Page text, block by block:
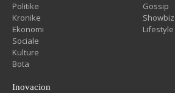
Politike
Kronike
Ekonomi
Sociale
Kulture
Bota
Gossip
Showbiz
Lifestyle
Inovacion